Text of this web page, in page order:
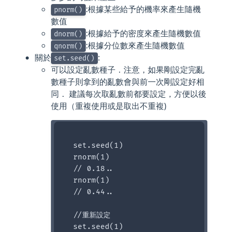
pnorm() :根據某些給予的機率來產生隨機
數值
dnorm() :根據給予的密度來產生隨機數值
qnorm() :根據分位數來產生隨機數值
關於 set.seed() :
可以設定亂數種子．注意，如果剛設定完亂
數種子則拿到的亂數會與前一次剛設定好相
同． 建議每次取亂數前都要設定，方便以後
使用（重複使用或是取出不重複)
  set.seed(1)
  rnorm(1)
  // 0.18..
  rnorm(1)
  // 0.44..
  //重新設定
  set.seed(1)